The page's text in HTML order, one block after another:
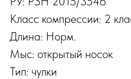
Класс компрессии: 2
Длина: Норм.
Мыс: открытый носок
Тип: чулки